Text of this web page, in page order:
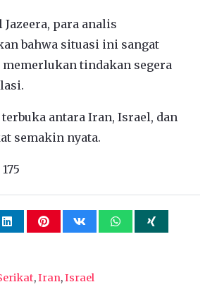
para analis
bahwa situasi ini sangat
memerlukan tindakan segera
antara Iran, Israel, dan
semakin nyata.
175
,Iran,Israel